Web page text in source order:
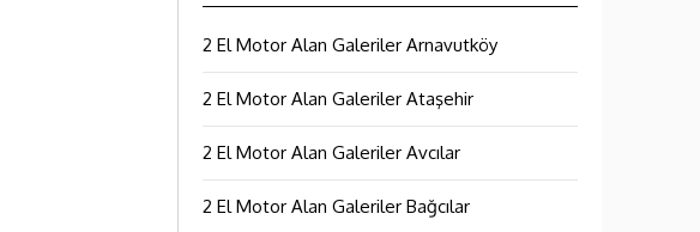
2 El Motor Alan Galeriler Arnavutköy
2 El Motor Alan Galeriler Ataşehir
2 El Motor Alan Galeriler Avcılar
2 El Motor Alan Galeriler Bağcılar